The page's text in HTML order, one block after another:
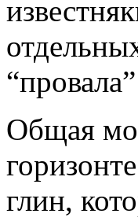
Общая
глин,